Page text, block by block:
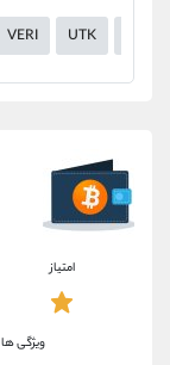
VERI UTK
امتیاز
ویژگی ها